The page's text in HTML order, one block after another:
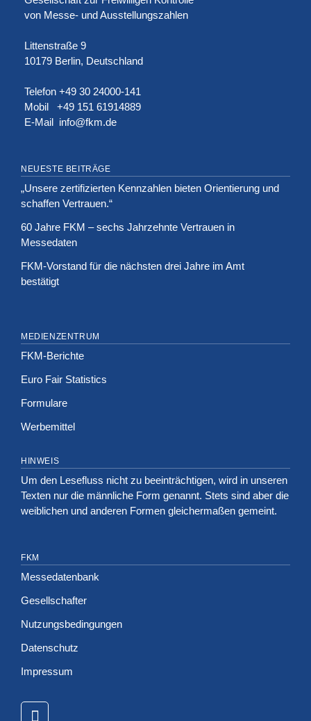
von Messe- und Ausstellungszahlen
Littenstraße 9
10179 Berlin, Deutschland
Telefon +49 30 24000-141
Mobil +49 151 61914889
E-Mail info@fkm.de
NEUESTE BEITRÄGE
„Unsere zertifizierten Kennzahlen bieten Orientierung und
schaffen Vertrauen.“
60 Jahre FKM – sechs Jahrzehnte Vertrauen in
Messedaten
FKM-Vorstand für die nächsten drei Jahre im Amt
bestätigt
MEDIENZENTRUM
FKM-Berichte
Euro Fair Statistics
Formulare
Werbemittel
HINWEIS
Um den Lesefluss nicht zu beeinträchtigen, wird in unseren
Texten nur die männliche Form genannt. Stets sind aber die
weiblichen und anderen Formen gleichermaßen gemeint.
FKM
Messedatenbank
Gesellschafter
Nutzungsbedingungen
Datenschutz
Impressum